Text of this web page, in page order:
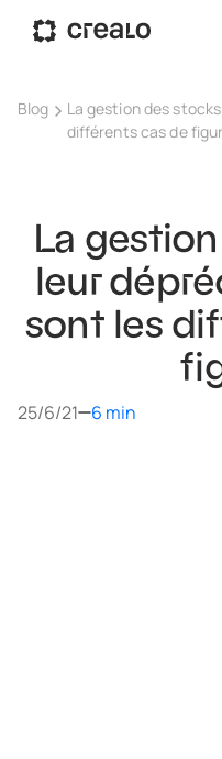
Blog
La gestion des
différents cas de
La
leur
sont les
25/6/21 6 min